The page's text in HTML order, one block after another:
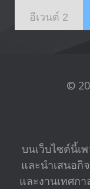
อีเวนต์ 2
©
บนเว็บไซต์นี้เ
และนำเสนอกิ
และงานเทศก